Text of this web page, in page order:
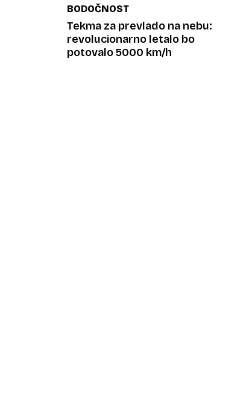
BODOČNOST
Tekma za prevlado na nebu:
revolucionarno letalo bo
potovalo 5000 km/h